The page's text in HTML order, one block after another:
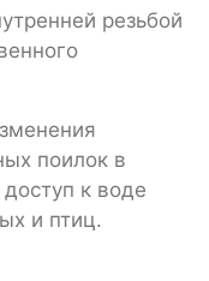
резьбой
поилок в
к воде
и птиц.